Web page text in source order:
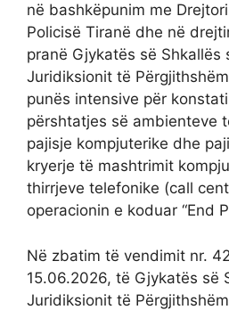
në bashkëpunim me
Policisë Tiranë dhe në
pranë Gjykatës së Shkallës
Juridiksionit të
punës intensive për
përshtatjes së ambienteve
pajisje kompjuterike dhe
kryerje të mashtrimit
thirrjeve telefonike (call
operacionin e koduar “End
Në zbatim të vendimit nr.
15.06.2026, të Gjykatës së
Juridiksionit të